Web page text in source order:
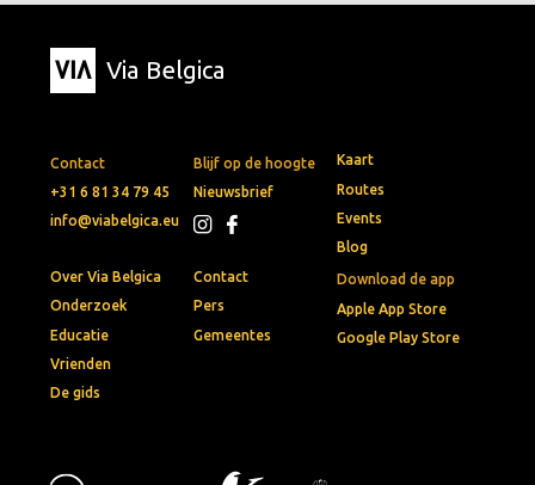
Via Belgica
Contact
+31 6 81 34 79 45
info@viabelgica.eu
Blijf op de hoogte
Nieuwsbrief
Download de app
Apple App Store
Google Play Store
Kaart
Routes
Events
Blog
Over Via Belgica
Onderzoek
Educatie
Vrienden
De gids
Contact
Pers
Gemeentes